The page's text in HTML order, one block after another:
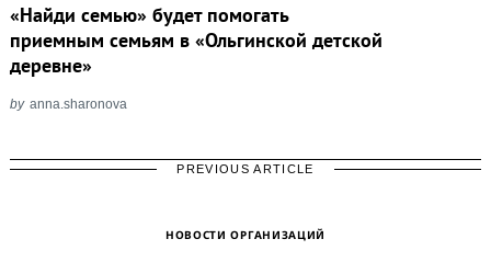
«Найди семью» будет помогать
приемным семьям в «Ольгинской детской
деревне»
by anna.sharonova
PREVIOUS ARTICLE
НОВОСТИ ОРГАНИЗАЦИЙ